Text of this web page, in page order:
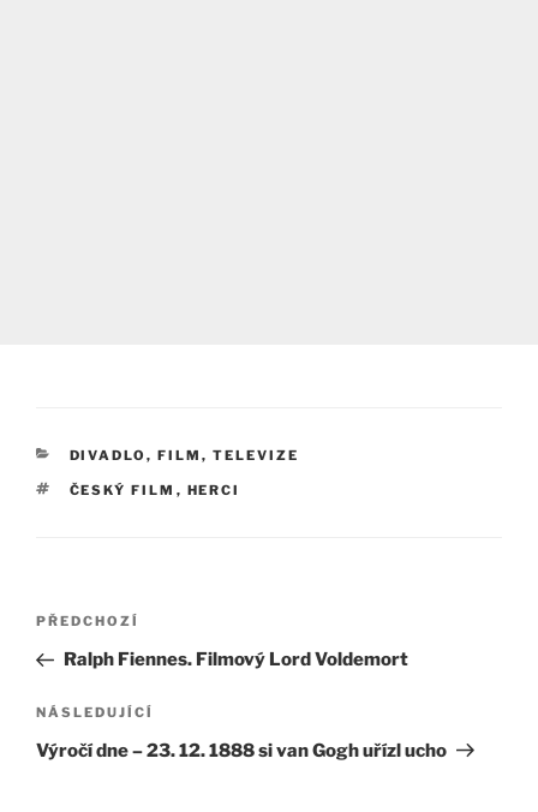
RUBRIKY
DIVADLO, FILM, TELEVIZE
ŠTÍTKY
ČESKÝ FILM , HERCI
Navigace
příspěvek
Předchozí
příspěvek
PŘEDCHOZÍ
Ralph Fiennes. Filmový Lord Voldemort
Následující
příspěvek
NÁSLEDUJÍCÍ
Výročí dne – 23. 12. 1888 si van Gogh uřízl ucho